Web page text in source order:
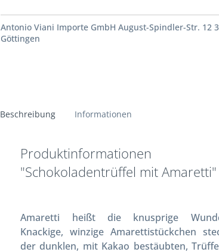
Antonio Viani Importe GmbH August-Spindler-Str. 12
Göttingen
Beschreibung Informationen
Produktinformationen
"Schokoladentrüffel mit Amaretti"
Amaretti heißt die knusprige
Knackige, winzige Amarettistückchen
der dunklen, mit Kakao bestäubten,